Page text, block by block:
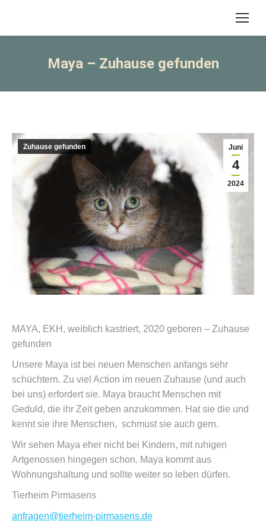
Maya – Zuhause gefunden
Juni
4
2024
Zuhause gefunden
MAYA, EKH, weiblich kastriert, 2020 geboren – Zuhause
gefunden
Unsere Maya ist bei neuen Menschen anfangs sehr
schüchtern. Zu viel Action im neuen Zuhause (und auch
bei uns) erfordert sie. Maya braucht Menschen mit
Geduld, die ihr Zeit geben anzukommen. Hat sie die und
kennt sie ihre Menschen, schmust sie auch gern.
Wir sehen Maya eher nicht bei Kindern, mit ruhigen
Artgenossen hingegen schon. Maya kommt aus
Wohnungshaltung und sollte weiter so leben dürfen.
Tierheim Pirmasens
anfragen@tierheim-pirmasens.de